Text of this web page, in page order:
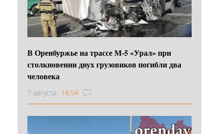
В Оренбуржье на трассе М-5 «Урал» при
столкновении двух грузовиков погибли два
человека
7 августа 18:54